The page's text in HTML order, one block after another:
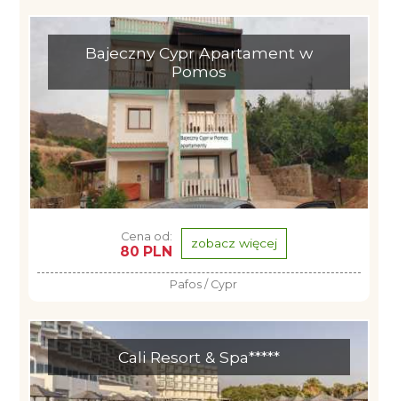
Bajeczny Cypr Apartament w
Pomos
Cena od:
80 PLN zobacz więcej
Pafos / Cypr
Cali Resort & Spa*****